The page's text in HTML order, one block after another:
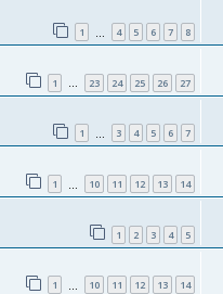
1 4 5 6 7 8
1 … 23 24 25 26 27
1 3 4 5 6 7
1 10 11 12 13 14
1 2 3 4 5
1 10 11 12 13 14